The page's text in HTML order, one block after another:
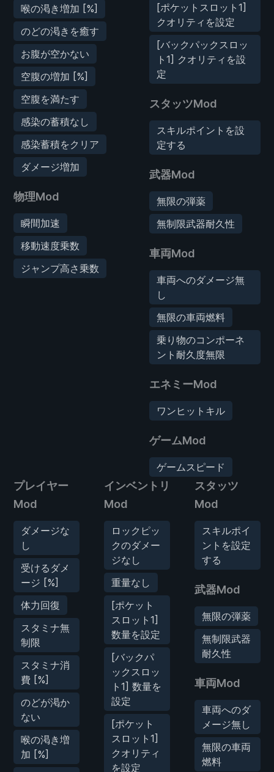
喉の渇き増加 [%]
のどの渇きを癒す
お腹が空かない
空腹の増加 [%]
空腹を満たす
感染の蓄積なし
感染蓄積をクリア
ダメージ増加
物理Mod
瞬間加速
移動速度乗数
ジャンプ高さ乗数
[ポケットスロット1]
クオリティを設定
[バックパックスロッ
ト1] クオリティを設
定
スタッツMod
スキルポイントを設
定する
武器Mod
無限の弾薬
無制限武器耐久性
車両Mod
車両へのダメージ無
し
無限の車両燃料
乗り物のコンポーネ
ント耐久度無限
エネミーMod
ワンヒットキル
ゲームMod
ゲームスピード
プレイヤー
Mod
ダメージな
し
受けるダメ
ージ [%]
体力回復
スタミナ無
制限
スタミナ消
費 [%]
のどが渇か
ない
喉の渇き増
加 [%]
インベントリ
Mod
ロックピッ
クのダメー
ジなし
重量なし
[ポケット
スロット1]
数量を設定
[バックパ
ックスロッ
ト1] 数量を
設定
[ポケット
スロット1]
クオリティ
を設定
スタッツ
Mod
スキルポイ
ントを設定
する
武器Mod
無限の弾薬
無制限武器
耐久性
車両Mod
車両へのダ
メージ無し
無限の車両
燃料